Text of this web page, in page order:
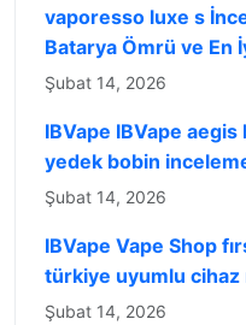
vaporesso luxe s
Batarya Ömrü ve En
Şubat 14, 2026
IBVape IBVape
yedek bobin
Şubat 14, 2026
IBVape Vape Shop
türkiye uyumlu
Şubat 14, 2026